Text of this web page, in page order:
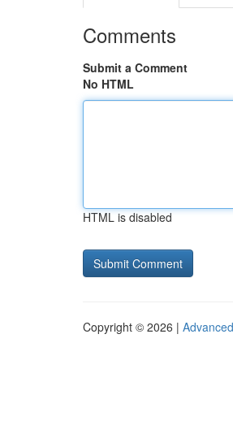
Comments
Submit a Comment
No HTML
HTML is disabled
Copyright © 2026 |